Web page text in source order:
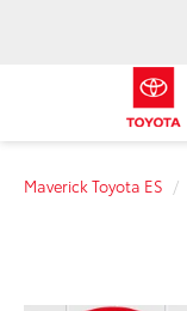
Maverick Toyota ES